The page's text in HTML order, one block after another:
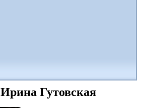
Ирина Гутовская